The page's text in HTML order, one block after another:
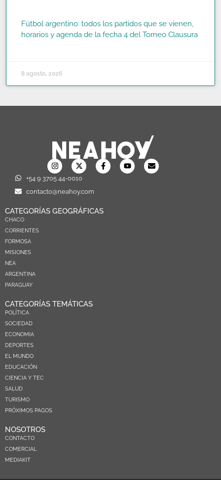
Fútbol argentino: todos los partidos que se vienen,
horarios y agenda de la fecha 4 del Torneo Clausura
8 agosto, 2026
+54 9 3705 44-0010
contacto@neahoy.com
CATEGORÍAS GEOGRÁFICAS
CHACO
CORRIENTES
FORMOSA
MISIONES
NEA
ARGENTINA
PARAGUAY
CATEGORÍAS TEMÁTICAS
POLÍTICA
SOCIEDAD
ECONOMIA
DEPORTES
EL MUNDO
EDUCACIÓN
CIENCIA Y TEC
SALUD
TURISMO
PRÓXIMOS PAGOS
NOSOTROS
CONTACTO
COMERCIAL
MEDIAKIT